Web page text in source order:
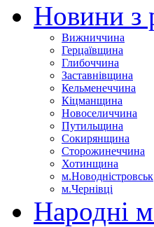
Новини з
Вижниччина
Герцаївщина
Глибоччина
Заставнівщина
Кельменеччина
Кіцманщина
Новоселиччина
Путильщина
Сокирянщина
Сторожинеччина
Хотинщина
м.Новодністровськ
м.Чернівці
Народні